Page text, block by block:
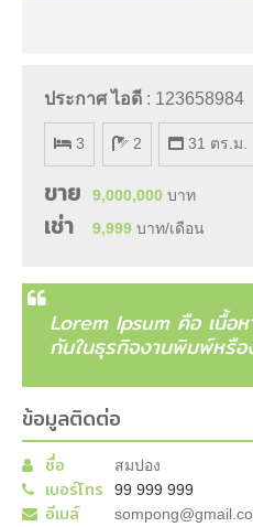
ประกาศ ไอดี : 123658984
3 2 31 ตร.ม.
ขาย 9,000,000 บาท
เช่า 9,999 บาท/เดือน
Lorem Ipsum คือ เนื้อ
กันในธุรกิจงานพิมพ์หรื
ข้อมูลติดต่อ
ชื่อ สมปอง
เบอร์โทร 99 999 999
อีเมล์